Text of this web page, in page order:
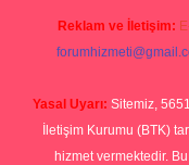
Reklam ve İletişim:
Yasal Uyarı: Sitemiz,
İletişim Kurumu (BTK)
hizmet vermektedir.